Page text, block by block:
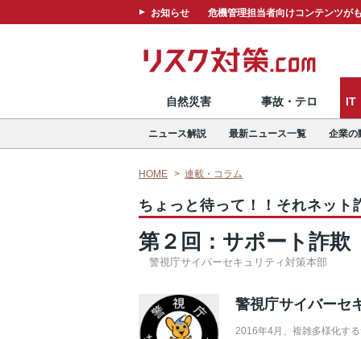
お知らせ 危機管理担当者向けコンテンツが
自然災害 事故・テロ IT
ニュース解説 最新ニュース一覧 企業の
HOME 連載・コラム
ちょっと待って！！それネット
第２回：サポート詐欺
警視庁サイバーセキュリティ対策本部
警視庁サイバーセ
2016年4月、複雑多様化す